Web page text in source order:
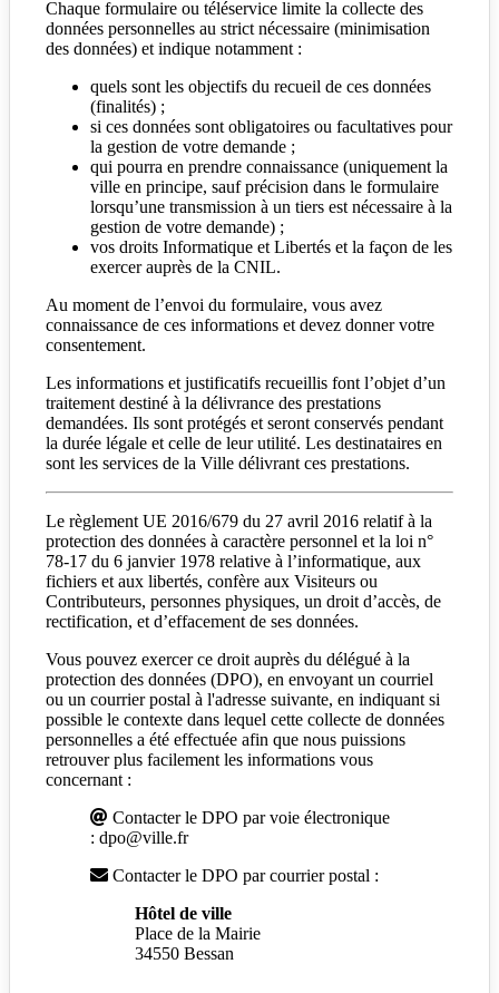
Chaque formulaire ou téléservice limite la collecte des
données personnelles au strict nécessaire (minimisation
des données) et indique notamment :
quels sont les objectifs du recueil de ces données
(finalités) ;
si ces données sont obligatoires ou facultatives pour
la gestion de votre demande ;
qui pourra en prendre connaissance (uniquement la
ville en principe, sauf précision dans le formulaire
lorsqu’une transmission à un tiers est nécessaire à la
gestion de votre demande) ;
vos droits Informatique et Libertés et la façon de les
exercer auprès de la CNIL.
Au moment de l’envoi du formulaire, vous avez
connaissance de ces informations et devez donner votre
consentement.
Les informations et justificatifs recueillis font l’objet d’un
traitement destiné à la délivrance des prestations
demandées. Ils sont protégés et seront conservés pendant
la durée légale et celle de leur utilité. Les destinataires en
sont les services de la Ville délivrant ces prestations.
Le règlement UE 2016/679 du 27 avril 2016 relatif à la
protection des données à caractère personnel et la loi n°
78-17 du 6 janvier 1978 relative à l’informatique, aux
fichiers et aux libertés, confère aux Visiteurs ou
Contributeurs, personnes physiques, un droit d’accès, de
rectification, et d’effacement de ses données.
Vous pouvez exercer ce droit auprès du délégué à la
protection des données (DPO), en envoyant un courriel
ou un courrier postal à l'adresse suivante, en indiquant si
possible le contexte dans lequel cette collecte de données
personnelles a été effectuée afin que nous puissions
retrouver plus facilement les informations vous
concernant :
Contacter le DPO par voie électronique
: dpo@ville.fr
Contacter le DPO par courrier postal :
Hôtel de ville
Place de la Mairie
34550 Bessan